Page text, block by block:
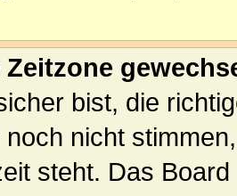
Zeitzone
bist, die
nicht
steht. Das